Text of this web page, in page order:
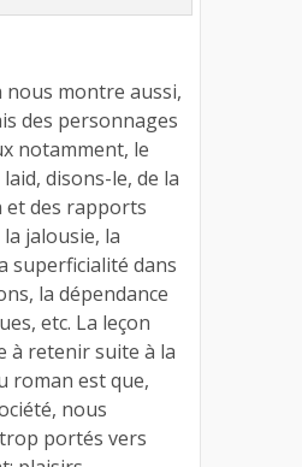
nous montre aussi,
des personnages
notamment, le
disons-le, de la
et des rapports
jalousie, la
superficialité dans
la dépendance
etc. La leçon
à retenir suite à la
roman est que,
nous
portés vers